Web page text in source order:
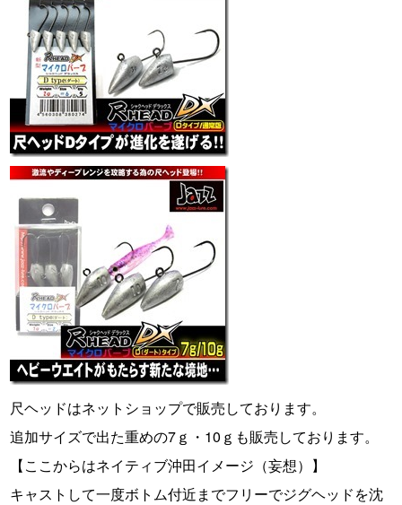
尺ヘッドはネットショップで販売しております。
追加サイズで出た重めの7ｇ・10ｇも販売しております。
【ここからはネイティブ沖田イメージ（妄想）】
キャストして一度ボトム付近までフリーでジグヘッドを沈